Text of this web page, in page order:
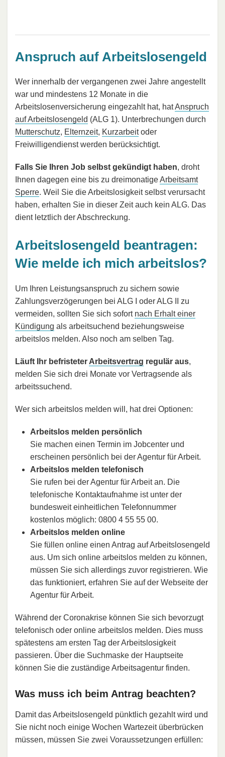
Anspruch auf Arbeitslosengeld
Wer innerhalb der vergangenen zwei Jahre angestellt
war und mindestens 12 Monate in die
Arbeitslosenversicherung eingezahlt hat, hatAnspruch
auf Arbeitslosengeld (ALG 1). Unterbrechungen durch
Mutterschutz, Elternzeit, Kurzarbeitoder
Freiwilligendienst werden berücksichtigt.
Falls Sie Ihren Job selbst gekündigt haben, droht
Ihnen dagegen eine bis zu dreimonatigeArbeitsamt
Sperre. Weil Sie die Arbeitslosigkeit selbst verursacht
haben, erhalten Sie in dieser Zeit auch kein ALG. Das
dient letztlich der Abschreckung.
Arbeitslosengeld beantragen:
Wie melde ich mich arbeitslos?
Um Ihren Leistungsanspruch zu sichern sowie
Zahlungsverzögerungen bei ALG I oder ALG II zu
vermeiden, sollten Sie sich sofort nach Erhalt einer
Kündigung als arbeitsuchend beziehungsweise
arbeitslos melden. Also noch am selben Tag.
Läuft Ihr befristeter Arbeitsvertrag regulär aus,
melden Sie sich drei Monate vor Vertragsende als
arbeitssuchend.
Wer sich arbeitslos melden will, hat drei Optionen:
Arbeitslos melden persönlich
Sie machen einen Termin im Jobcenter und
erscheinen persönlich bei der Agentur für Arbeit.
Arbeitslos melden telefonisch
Sie rufen bei der Agentur für Arbeit an. Die
telefonische Kontaktaufnahme ist unter der
bundesweit einheitlichen Telefonnummer
kostenlos möglich: 0800 4 55 55 00.
Arbeitslos melden online
Sie füllen online einen Antrag auf Arbeitslosengeld
aus. Um sich online arbeitslos melden zu können,
müssen Sie sich allerdings zuvor registrieren. Wie
das funktioniert, erfahren Sie auf der Webseite der
Agentur für Arbeit.
Während der Coronakrise können Sie sich bevorzugt
telefonisch oder online arbeitslos melden. Dies muss
spätestens am ersten Tag der Arbeitslosigkeit
passieren. Über die Suchmaske der Hauptseite
können Sie die zuständige Arbeitsagentur finden.
Was muss ich beim Antrag beachten?
Damit das Arbeitslosengeld pünktlich gezahlt wird und
Sie nicht noch einige Wochen Wartezeit überbrücken
müssen, müssen Sie zwei Voraussetzungen erfüllen: